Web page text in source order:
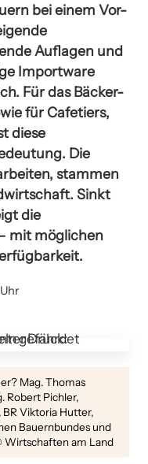
bei einem Vor-
Auflagen und
Importware
Für das Bäcker-
für Cafetiers,
diese
Die
stammen
Sinkt
die
mit möglichen
Mag. Thomas
Robert Pichler,
Viktoria Hutter,
Bauernbundes und
Wirtschaften am Land